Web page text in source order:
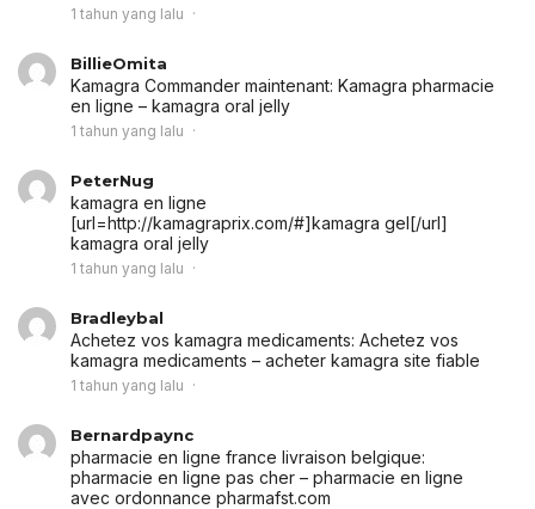
1 tahun yang lalu
BillieOmita
Kamagra Commander maintenant: Kamagra pharmacie
en ligne – kamagra oral jelly
1 tahun yang lalu
PeterNug
kamagra en ligne
[url=http://kamagraprix.com/#]kamagra gel[/url]
kamagra oral jelly
1 tahun yang lalu
Bradleybal
Achetez vos kamagra medicaments: Achetez vos
kamagra medicaments – acheter kamagra site fiable
1 tahun yang lalu
Bernardpaync
pharmacie en ligne france livraison belgique:
pharmacie en ligne pas cher – pharmacie en ligne
avec ordonnance pharmafst.com